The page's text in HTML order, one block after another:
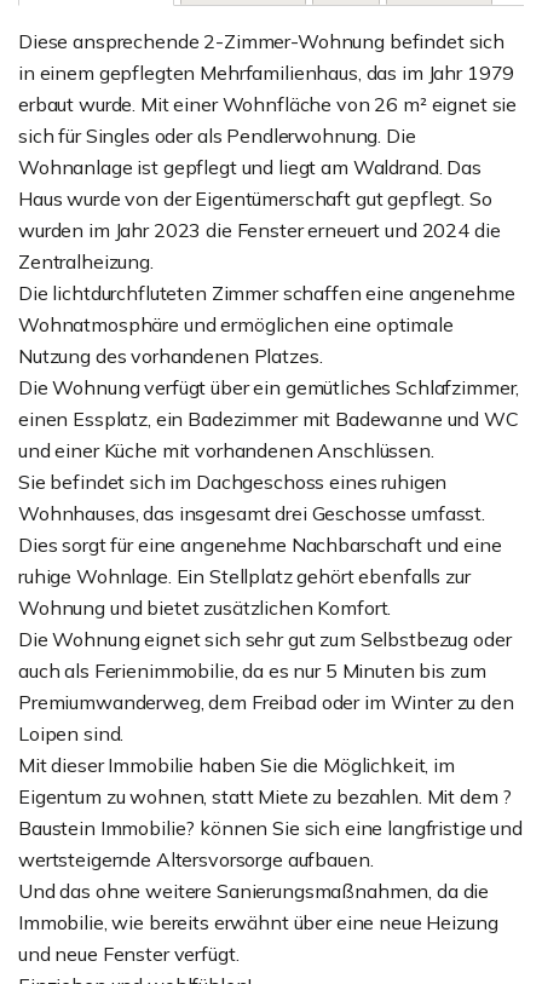
Diese ansprechende 2-Zimmer-Wohnung befindet sich
in einem gepflegten Mehrfamilienhaus, das im Jahr 1979
erbaut wurde. Mit einer Wohnfläche von 26 m² eignet sie
sich für Singles oder als Pendlerwohnung. Die
Wohnanlage ist gepflegt und liegt am Waldrand. Das
Haus wurde von der Eigentümerschaft gut gepflegt. So
wurden im Jahr 2023 die Fenster erneuert und 2024 die
Zentralheizung.
Die lichtdurchfluteten Zimmer schaffen eine angenehme
Wohnatmosphäre und ermöglichen eine optimale
Nutzung des vorhandenen Platzes.
Die Wohnung verfügt über ein gemütliches Schlafzimmer,
einen Essplatz, ein Badezimmer mit Badewanne und WC
und einer Küche mit vorhandenen Anschlüssen.
Sie befindet sich im Dachgeschoss eines ruhigen
Wohnhauses, das insgesamt drei Geschosse umfasst.
Dies sorgt für eine angenehme Nachbarschaft und eine
ruhige Wohnlage. Ein Stellplatz gehört ebenfalls zur
Wohnung und bietet zusätzlichen Komfort.
Die Wohnung eignet sich sehr gut zum Selbstbezug oder
auch als Ferienimmobilie, da es nur 5 Minuten bis zum
Premiumwanderweg, dem Freibad oder im Winter zu den
Loipen sind.
Mit dieser Immobilie haben Sie die Möglichkeit, im
Eigentum zu wohnen, statt Miete zu bezahlen. Mit dem ?
Baustein Immobilie? können Sie sich eine langfristige und
wertsteigernde Altersvorsorge aufbauen.
Und das ohne weitere Sanierungsmaßnahmen, da die
Immobilie, wie bereits erwähnt über eine neue Heizung
und neue Fenster verfügt.